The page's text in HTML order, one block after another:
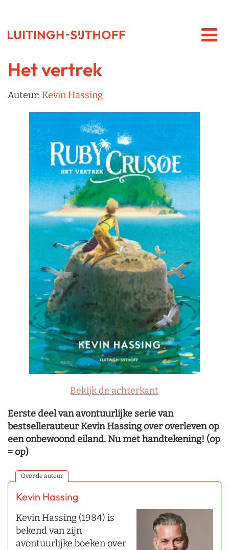
Het vertrek
Auteur: Kevin Hassing
Bekijk de achterkant
Eerste deel van avontuurlijke serie van
bestsellerauteur Kevin Hassing over overleven op
een onbewoond eiland. Nu met handtekening! (op
= op)
Over de auteur
Kevin Hassing
Kevin Hassing (1984) is
bekend van zijn
avontuurlijke boeken over